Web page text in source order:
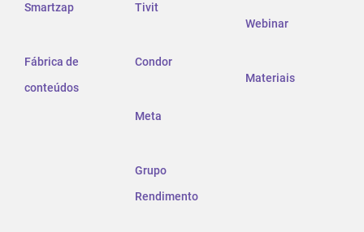
Smartzap
Fábrica de
conteúdos
Tivit
Condor
Meta
Grupo
Rendimento
Webinar
Materiais